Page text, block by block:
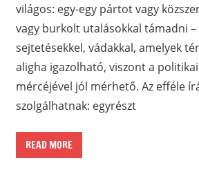
világos: egy-egy pártot vagy
vagy burkolt utalásokkal támadni
sejtetésekkel, vádakkal, amelyek
aligha igazolható, viszont a
mércéjével jól mérhető. Az efféle
szolgálhatnak: egyrészt
READ MORE